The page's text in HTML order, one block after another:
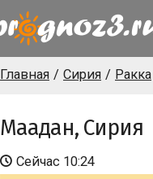
Главная Сирия Ракка
Маадан, Сирия
Сейчас 10:24